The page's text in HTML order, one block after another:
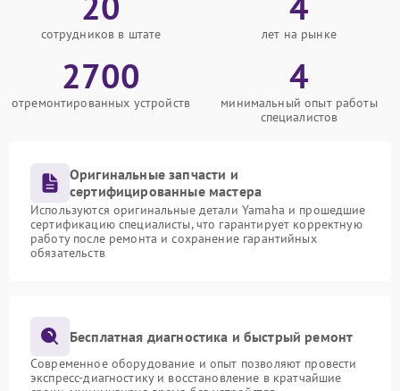
сотрудников в штате лет на рынке
2700
отремонтированных устройств
4
минимальный опыт работы
специалистов
Оригинальные запчасти и
сертифицированные мастера
Используются оригинальные детали Yamaha и прошедшие
сертификацию специалисты, что гарантирует корректную
работу после ремонта и сохранение гарантийных
обязательств
Бесплатная диагностика и быстрый ремонт
Современное оборудование и опыт позволяют провести
экспресс-диагностику и восстановление в кратчайшие